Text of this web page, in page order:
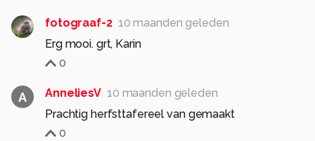
fotograaf-2 10 maanden geleden
Erg mooi. grt, Karin
0
A AnneliesV 10 maanden geleden
Prachtig herfsttafereel van gemaakt
0